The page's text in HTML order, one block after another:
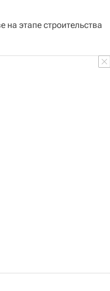
этапе строительства